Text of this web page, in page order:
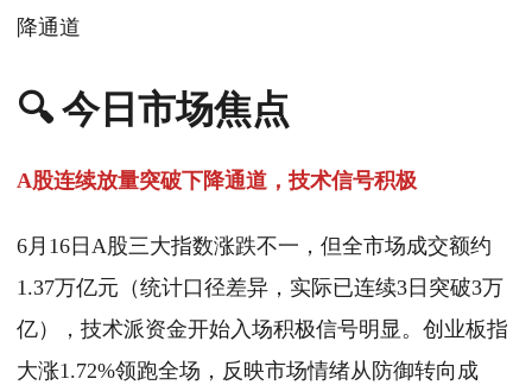
降通道
🔍 今日市场焦点
A股连续放量突破下降通道，技术信号积极
6月16日A股三大指数涨跌不一，但全市场成交额约
1.37万亿元（统计口径差异，实际已连续3日突破3万
亿），技术派资金开始入场积极信号明显。创业板指
大涨1.72%领跑全场，反映市场情绪从防御转向成